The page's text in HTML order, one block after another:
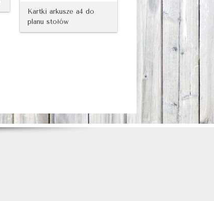
Kartki arkusze a4 do
planu stołów